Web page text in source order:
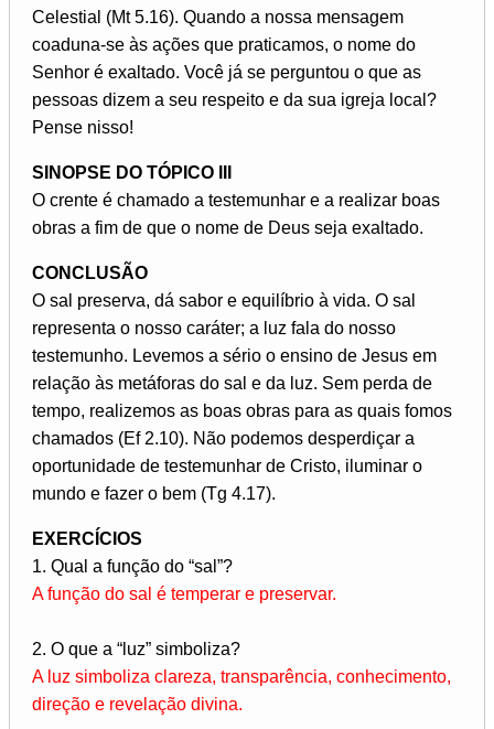
Celestial (Mt 5.16). Quando a nossa mensagem
coaduna-se às ações que praticamos, o nome do
Senhor é exaltado. Você já se perguntou o que as
pessoas dizem a seu respeito e da sua igreja local?
Pense nisso!
SINOPSE DO TÓPICO III
O crente é chamado a testemunhar e a realizar boas
obras a fim de que o nome de Deus seja exaltado.
CONCLUSÃO
O sal preserva, dá sabor e equilíbrio à vida. O sal
representa o nosso caráter; a luz fala do nosso
testemunho. Levemos a sério o ensino de Jesus em
relação às metáforas do sal e da luz. Sem perda de
tempo, realizemos as boas obras para as quais fomos
chamados (Ef 2.10). Não podemos desperdiçar a
oportunidade de testemunhar de Cristo, iluminar o
mundo e fazer o bem (Tg 4.17).
EXERCÍCIOS
1. Qual a função do “sal”?
A função do sal é temperar e preservar.
2. O que a “luz” simboliza?
A luz simboliza clareza, transparência, conhecimento,
direção e revelação divina.